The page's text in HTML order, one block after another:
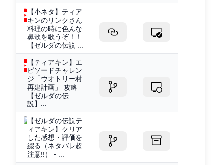
【小ネタ】ティア
キンのリンクさん
料理の時に色んな
鼻歌を歌うぞ！！
【ゼルダの伝説 ...
【ティアキン】エ
ピソードチャレン
ジ「ウオトリー村
再建計画」 攻略
【ゼルダの伝
説】...
【ゼルダの伝説テ
ィアキン】クリア
した感想・評価を
綴る（ネタバレ超
注意!!） - ...